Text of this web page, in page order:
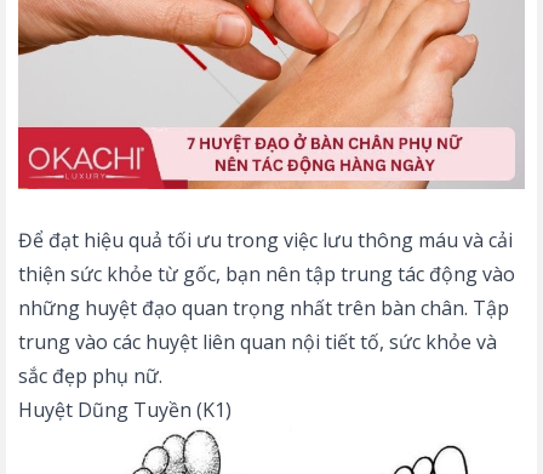
Để đạt hiệu quả tối ưu trong việc lưu thông máu và cải
thiện sức khỏe từ gốc, bạn nên tập trung tác động vào
những huyệt đạo quan trọng nhất trên bàn chân. Tập
trung vào các huyệt liên quan nội tiết tố, sức khỏe và
sắc đẹp phụ nữ.
Huyệt Dũng Tuyền (K1)